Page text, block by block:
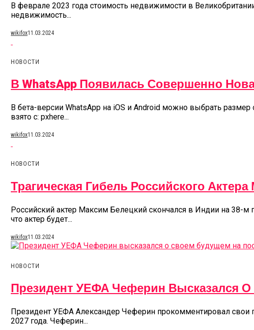
В феврале 2023 года стоимость недвижимости в
недвижимость...
wikifox11.03.2024
НОВОСТИ
В WhatsApp Появилась Совершенно
В бета-версии WhatsApp на iOS и Android можно выбрать
взято с: pxhere...
wikifox11.03.2024
НОВОСТИ
Трагическая Гибель Российского
Российский актер Максим Белецкий скончался в Индии на 38-м
что актер будет...
wikifox11.03.2024
НОВОСТИ
Президент УЕФА Чеферин Высказался
Президент УЕФА Александер Чеферин прокомментировал свои
2027 года. Чеферин...